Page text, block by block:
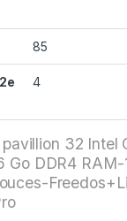
85
4
32 Intel
Go DDR4 RAM-